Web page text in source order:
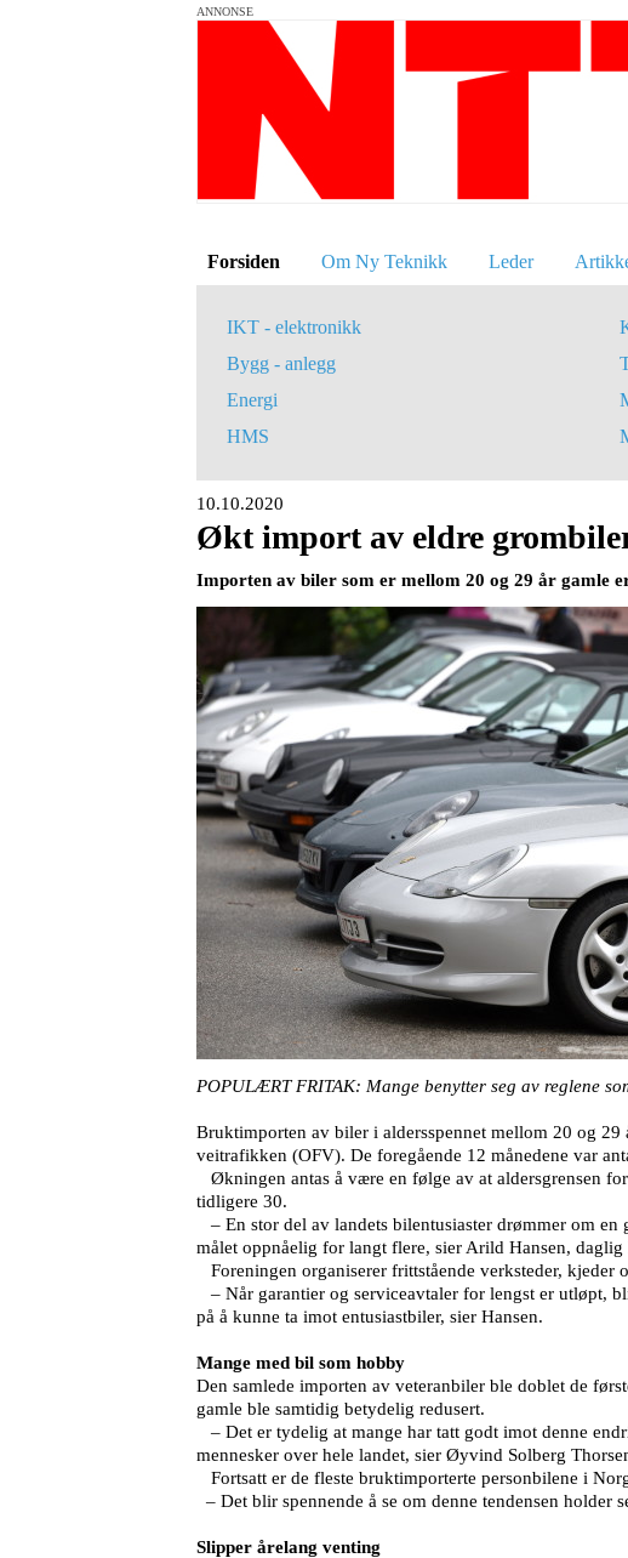
ANNONSE
Forsiden Om Ny Teknikk Leder
IKT - elektronikk
Bygg - anlegg
Energi
HMS
10.10.2020
Økt import av eldre
Importen av biler som er mellom 20 og 29 år gamle
POPULÆRT FRITAK: Mange benytter seg av reglene
Bruktimporten av biler i aldersspennet mellom 20 og
veitrafikken (OFV). De foregående 12 månedene var
Økningen antas å være en følge av at aldersgrensen
tidligere 30.
– En stor del av landets bilentusiaster drømmer om
målet oppnåelig for langt flere, sier Arild Hansen,
Foreningen organiserer frittstående verksteder, kjeder
– Når garantier og serviceavtaler for lengst er utløpt,
på å kunne ta imot entusiastbiler, sier Hansen.
Mange med bil som hobby
Den samlede importen av veteranbiler ble doblet de
gamle ble samtidig betydelig redusert.
– Det er tydelig at mange har tatt godt imot denne
mennesker over hele landet, sier Øyvind Solberg
Fortsatt er de fleste bruktimporterte personbilene i
– Det blir spennende å se om denne tendensen holder
Slipper årelang venting